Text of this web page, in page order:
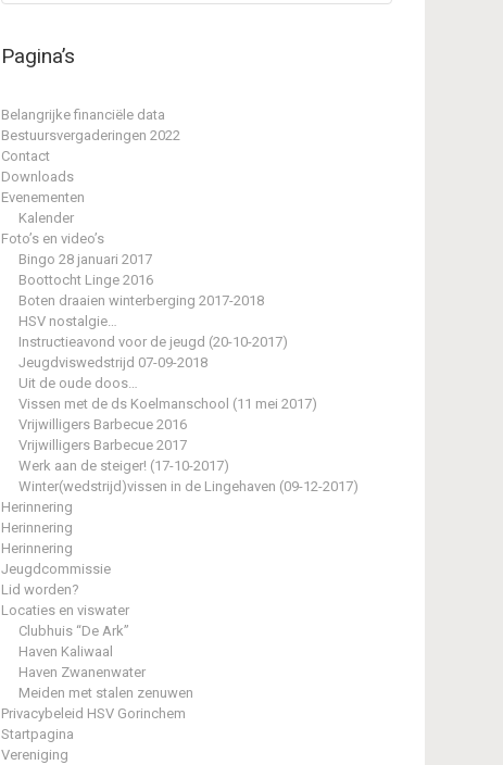
Pagina’s
Belangrijke financiële data
Bestuursvergaderingen 2022
Contact
Downloads
Evenementen
Kalender
Foto’s en video’s
Bingo 28 januari 2017
Boottocht Linge 2016
Boten draaien winterberging 2017-2018
HSV nostalgie…
Instructieavond voor de jeugd (20-10-2017)
Jeugdviswedstrijd 07-09-2018
Uit de oude doos…
Vissen met de ds Koelmanschool (11 mei 2017)
Vrijwilligers Barbecue 2016
Vrijwilligers Barbecue 2017
Werk aan de steiger! (17-10-2017)
Winter(wedstrijd)vissen in de Lingehaven (09-12-2017)
Herinnering
Herinnering
Herinnering
Jeugdcommissie
Lid worden?
Locaties en viswater
Clubhuis “De Ark”
Haven Kaliwaal
Haven Zwanenwater
Meiden met stalen zenuwen
Privacybeleid HSV Gorinchem
Startpagina
Vereniging